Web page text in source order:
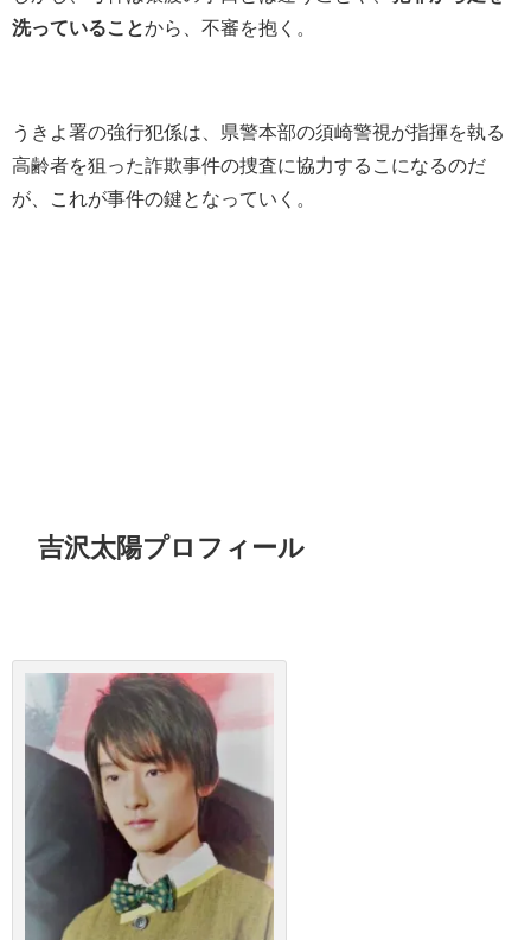
洗っていることから、不審を抱く。
うきよ署の強行犯係は、県警本部の須崎警視が指揮を執る
高齢者を狙った詐欺事件の捜査に協力するこになるのだ
が、これが事件の鍵となっていく。
吉沢太陽プロフィール